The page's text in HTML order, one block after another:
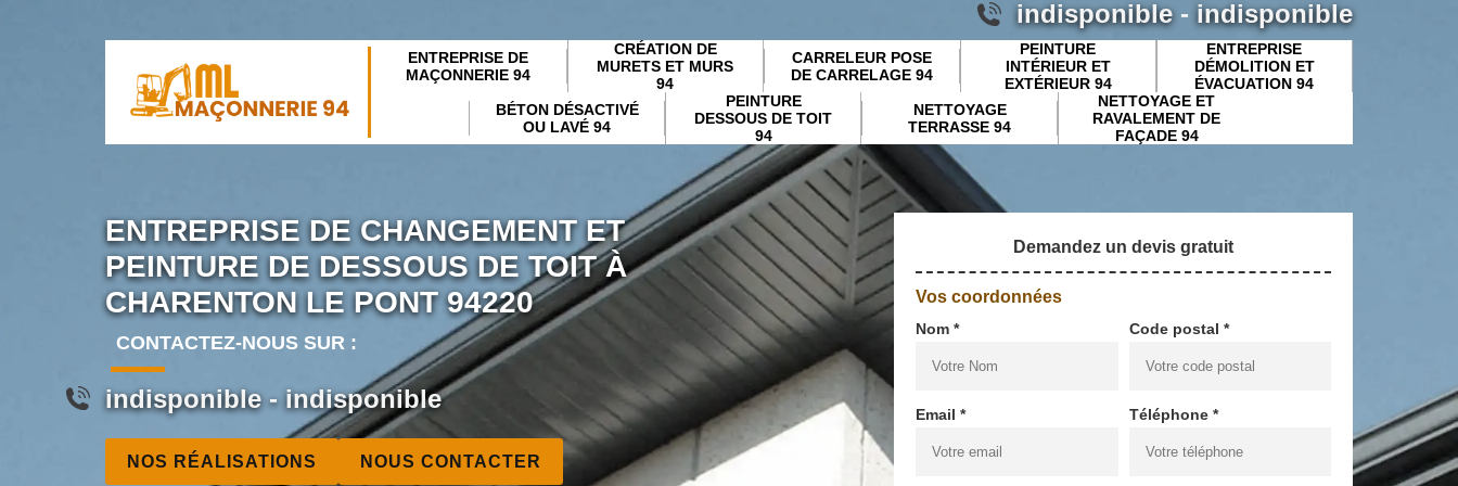
indisponible-indisponible
ENTREPRISE DE
MAÇONNERIE 94
CRÉATION DE
MURETS ET MURS
94
CARRELEUR POSE
DE CARRELAGE 94
PEINTURE
INTÉRIEUR ET
EXTÉRIEUR 94
ENTREPRISE
DÉMOLITION ET
ÉVACUATION 94
BÉTON DÉSACTIVÉ
OU LAVÉ 94
PEINTURE
DESSOUS DE TOIT
94
NETTOYAGE
TERRASSE 94
NETTOYAGE ET
RAVALEMENT DE
FAÇADE 94
ENTREPRISE DE CHANGEMENT ET
PEINTURE DE DESSOUS DE TOIT À
CHARENTON LE PONT 94220
CONTACTEZ-NOUS SUR :
indisponible-indisponible
NOS RÉALISATIONS NOUS CONTACTER
Demandez un devis gratuit
Vos coordonnées
Nom * Code postal *
Email * Téléphone *